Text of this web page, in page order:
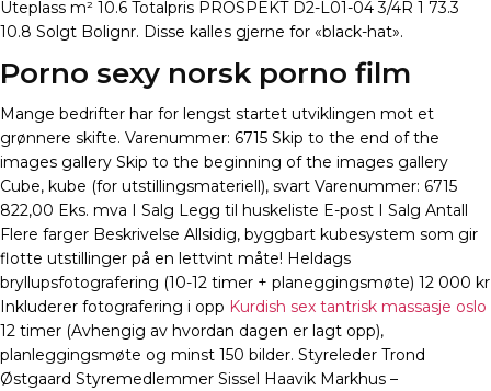
Uteplass m² 10.6 Totalpris PROSPEKT D2-L01-04 3/4R 1 73.3
10.8 Solgt Bolignr. Disse kalles gjerne for «black-hat».
Porno sexy norsk porno film
Mange bedrifter har for lengst startet utviklingen mot et
grønnere skifte. Varenummer: 6715 Skip to the end of the
images gallery Skip to the beginning of the images gallery
Cube, kube (for utstillingsmateriell), svart Varenummer: 6715
822,00 Eks. mva I Salg Legg til huskeliste E-post I Salg Antall
Flere farger Beskrivelse Allsidig, byggbart kubesystem som gir
flotte utstillinger på en lettvint måte! Heldags
bryllupsfotografering (10-12 timer + planeggingsmøte) 12 000 kr
Inkluderer fotografering i opp Kurdish sex tantrisk massasje oslo
12 timer (Avhengig av hvordan dagen er lagt opp),
planleggingsmøte og minst 150 bilder. Styreleder Trond
Østgaard Styremedlemmer Sissel Haavik Markhus –